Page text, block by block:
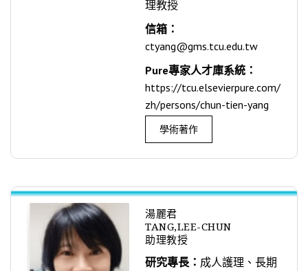
理教授
信箱：
ctyang@gms.tcu.edu.tw
Pure專家人才庫系統：
https://tcu.elsevierpure.com/
zh/persons/chun-tien-yang
學術著作
湯麗君
TANG,LEE-CHUN
助理教授
研究專長： 成人護理、長期